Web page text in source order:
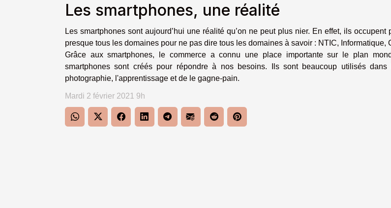
Les smartphones, une réalité
Les smartphones sont aujourd’hui une réalité qu’on ne peut plus nier. En effet, ils occupent
presque tous les domaines pour ne pas dire tous les domaines à savoir : NTIC, Informatique,
Grâce aux smartphones, le commerce a connu une place importante sur le plan
smartphones sont créés pour répondre à nos besoins. Ils sont beaucoup utilisés
photographie, l'apprentissage et de le gagne-pain.
Mardi 2 février 2021 9h